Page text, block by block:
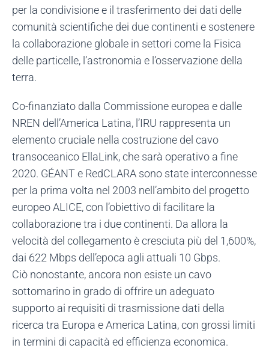
per la condivisione e il trasferimento dei dati delle
comunità scientifiche dei due continenti e sostenere
la collaborazione globale in settori come la Fisica
delle particelle, l’astronomia e l’osservazione della
terra.
Co-finanziato dalla Commissione europea e dalle
NREN dell’America Latina, l’IRU rappresenta un
elemento cruciale nella costruzione del cavo
transoceanico EllaLink, che sarà operativo a fine
2020. GÉANT e RedCLARA sono state interconnesse
per la prima volta nel 2003 nell’ambito del progetto
europeo ALICE, con l’obiettivo di facilitare la
collaborazione tra i due continenti. Da allora la
velocità del collegamento è cresciuta più del 1,600%,
dai 622 Mbps dell’epoca agli attuali 10 Gbps.
Ciò nonostante, ancora non esiste un cavo
sottomarino in grado di offrire un adeguato
supporto ai requisiti di trasmissione dati della
ricerca tra Europa e America Latina, con grossi limiti
in termini di capacità ed efficienza economica.